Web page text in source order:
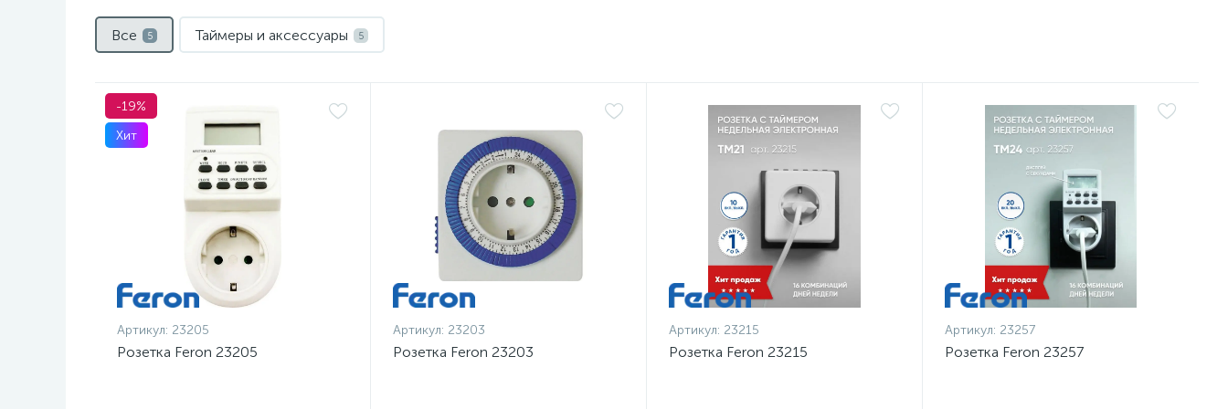
Все 5 Таймеры и аксессуары 5
-19%
Хит
Артикул: 23205
Розетка Feron 23205
Артикул: 23203
Розетка Feron 23203
Артикул: 23215
Розетка Feron 23215
Артикул: 23257
Розетка Feron 23257